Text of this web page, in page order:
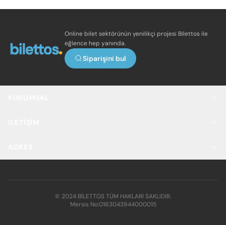
Online bilet sektörünün yenilikçi projesi Bilettos ile
eğlence hep yanında.
Siparişini bul
© 2024 BİLETTOS TÜM HAKLARI SAKLIDIR.
Mersis No:0163043944000015